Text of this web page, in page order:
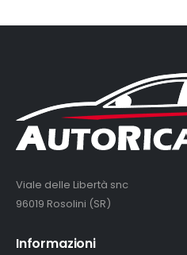
Viale delle Libertà snc
96019 Rosolini (SR)
Informazioni